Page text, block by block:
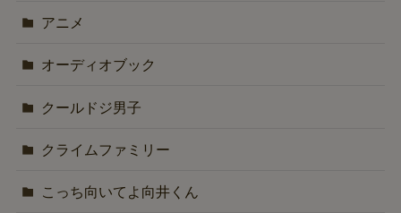
アニメ
オーディオブック
クールドジ男子
クライムファミリー
こっち向いてよ向井くん